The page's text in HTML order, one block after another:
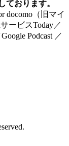
ております。
docomo（旧マイ
ービスToday／
Podcast ／